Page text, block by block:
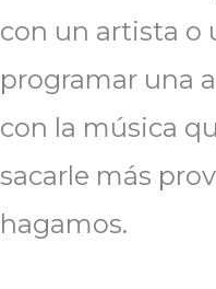
con un artista o
programar una
con la música
sacarle más
hagamos.